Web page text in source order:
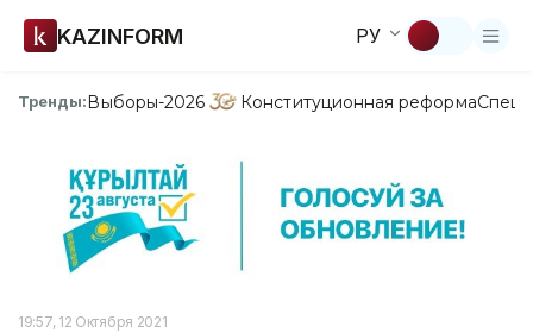
KAZINFORM РУ
Тренды:Выборы-2026 Конституционная реформа
19:57, 12 Октября 2021